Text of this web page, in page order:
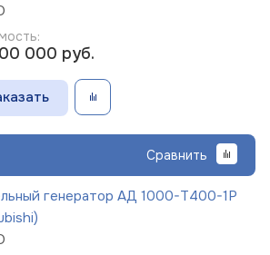
000 руб.
Сравнить
генератор АД 1000-Т400-1Р